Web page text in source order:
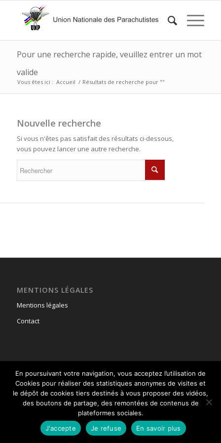
Pour une recherche rapide, veuillez entrer un mot
valide
Vous êtes ici : Accueil / Résultats de recherche pour ""
Nouvelle recherche
Si vous n'êtes pas satisfait des résultats ci-dessous,
vous pouvez lancer une autre recherche.
MENTIONS LÉGALES
Mentions légales
Contact
© Copyright - Union Nationale des Parachutistes -powered by Enfold
WordPress Theme
En poursuivant votre navigation, vous acceptez l’utilisation de
Cookies pour réaliser des statistiques anonymes de visites et
le dépôt de cookies tiers destinés à vous proposer des vidéos,
des boutons de partage, des remontées de contenus de
plateformes sociales.
J'accepte
Je refuse En savoir plus